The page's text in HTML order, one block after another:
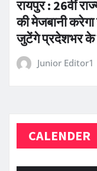
रायपुर : 26वीं
की मेजबानी
जुटेंगे प्रदेशभर के
Junior Editor1
CALENDER